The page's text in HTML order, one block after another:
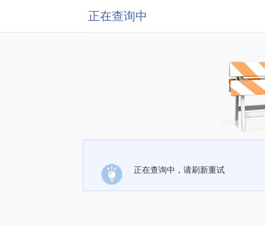
正在查询中
正在查询中，请刷新重试